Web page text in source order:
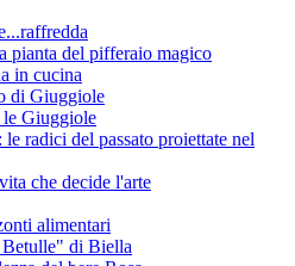
pianta del pifferaio magico
in cucina
di Giuggiole
le Giuggiole
radici del passato proiettate nel
che decide l'arte
alimentari
di Biella